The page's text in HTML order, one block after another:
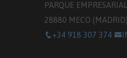
PARQUE
28880 MECO (MADRID)
+34 918 307 374